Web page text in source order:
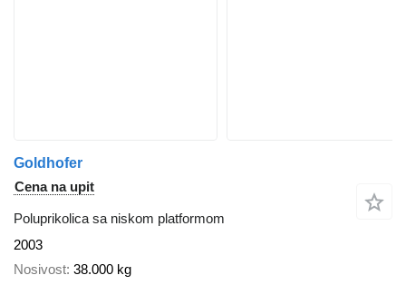
Goldhofer
Cena na upit
Poluprikolica sa niskom platformom
2003
Nosivost 38.000 kg